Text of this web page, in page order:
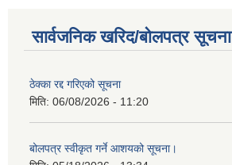
सार्वजनिक खरिद/बोलपत्र सूचना
ठेक्का रद्द गरिएको सूचना
मिति: 06/08/2026 - 11:20
बोलपत्र स्वीकृत गर्ने आशयको सूचना।